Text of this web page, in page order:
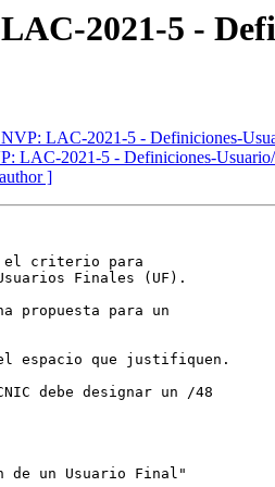
2021-5 -
LAC-2021-5 - Definiciones-
LAC-2021-5 - Definiciones-
]
el criterio para
Finales (UF).
propuesta para un
espacio que justifiquen.
debe designar un /48
de un Usuario Final"